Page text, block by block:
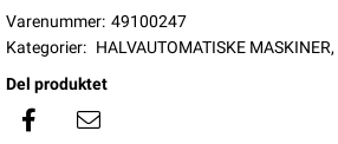
Varenummer: 49100247
Kategorier: HALVAUTOMATISKE MASKINER,
Del produktet